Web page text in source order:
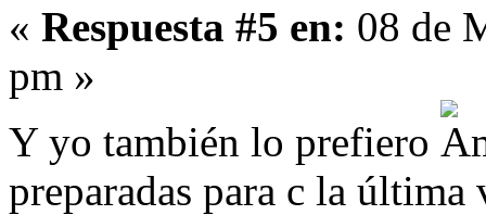
« Respuesta #5 en: 08 de
pm »
Y yo también lo prefiero
preparadas para c la